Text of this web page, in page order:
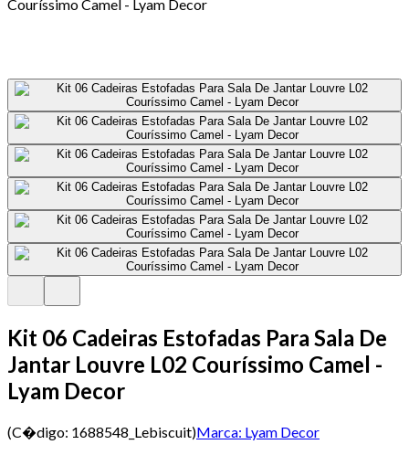
Kit 06 Cadeiras Estofadas Para Sala De
Jantar Louvre L02 Couríssimo Camel -
Lyam Decor
(C�digo: 1688548_Lebiscuit)Marca: Lyam Decor